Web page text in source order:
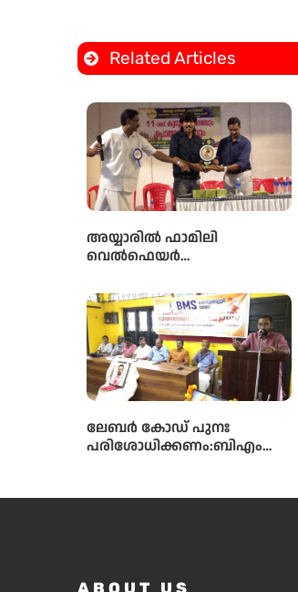
Related Articles
അയ്യാരിൽ ഫാമിലി
വെൽഫെയർ
കുടുംബസംഗമവും
പൊതുയോഗവും നടന്നു
ലേബർ കോഡ് പുനഃ
പരിശോധിക്കണം:ബിഎംഎ
ABOUT US